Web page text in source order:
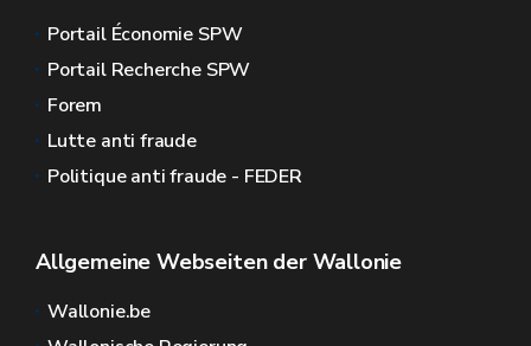
Portail Économie SPW
Portail Recherche SPW
Forem
Lutte anti fraude
Politique anti fraude - FEDER
Allgemeine Webseiten der Wallonie
Wallonie.be